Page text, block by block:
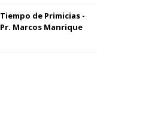
Tiempo de Primicias -
Pr. Marcos Manrique